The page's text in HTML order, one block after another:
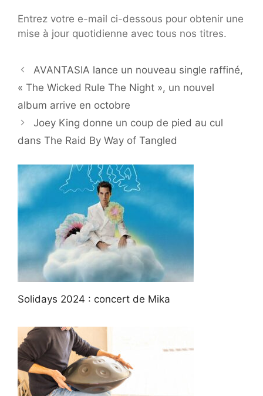
Entrez votre e-mail ci-dessous pour obtenir une
mise à jour quotidienne avec tous nos titres.
AVANTASIA lance un nouveau single raffiné,
« The Wicked Rule The Night », un nouvel
album arrive en octobre
Joey King donne un coup de pied au cul
dans The Raid By Way of Tangled
Solidays 2024 : concert de Mika